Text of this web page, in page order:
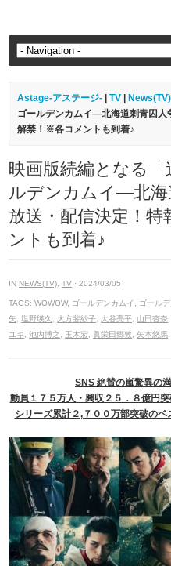
Astage-アステージ- |TV News(TV)
ゴールデンカムイ—北海道刺青囚
解禁！※各コメントも到着♪
映画版続編となる
ルデンカムイ—北海
放送・配信決定！
ントも到着♪
IN NEWS(TV) ,TV · 2024/03/05
TAGS:WOWOW, ゴールデンカムイ ゴール
矢
,塩野瑛久 大方斐紗子 大谷亮平 山田杏奈
ユキ
,池内博之 玉木宏 眞栄田郷敦 ,矢本悠馬
SNS 絶賛の嵐驚異の
動員１７５万人・興収２５．８億円
シリーズ累計２,７００万部突破の